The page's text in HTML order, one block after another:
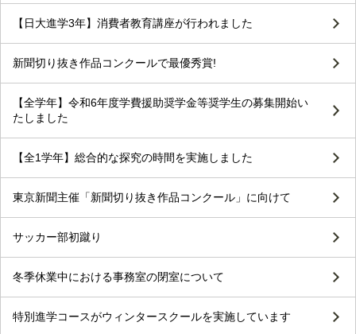
【日大進学3年】消費者教育講座が行われました
新聞切り抜き作品コンクールで最優秀賞!
【全学年】令和6年度学費援助奨学金等奨学生の募集開始い
たしました
【全1学年】総合的な探究の時間を実施しました
東京新聞主催「新聞切り抜き作品コンクール」に向けて
サッカー部初蹴り
冬季休業中における事務室の閉室について
特別進学コースがウィンタースクールを実施しています